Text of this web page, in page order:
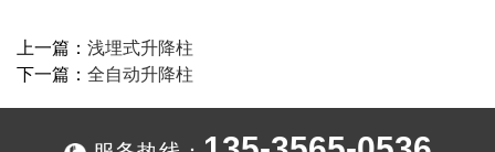
上一篇： 浅埋式升降柱
下一篇： 全自动升降柱